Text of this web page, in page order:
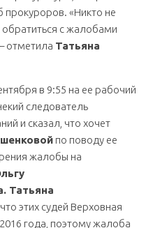
прокуроров. «Никто не
с жалобами
отметила Татьяна
в 9:55 на ее рабочий
следователь
и сказал, что хочет
по поводу ее
жалобы на
Татьяна
этих судей Верховная
года, поэтому жалоба